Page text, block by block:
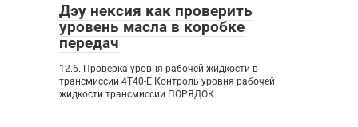
Дэу нексия как проверить
уровень масла в коробке
передач
12.6. Проверка уровня рабочей жидкости в
трансмиссии 4Т40-Е Контроль уровня рабочей
жидкости трансмиссии ПОРЯДОК